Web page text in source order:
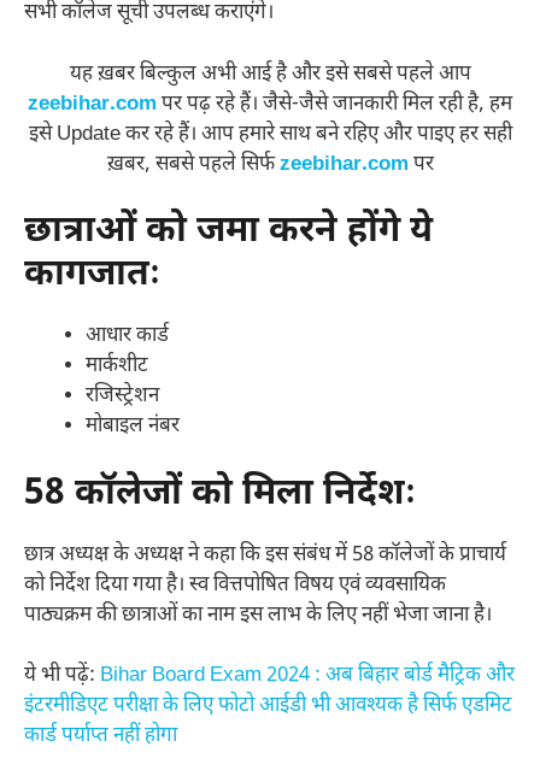
सभी कॉलेज सूची उपलब्ध कराएंगे।
यह ख़बर बिल्कुल अभी आई है और इसे सबसे पहले आप
zeebihar.com पर पढ़ रहे हैं। जैसे-जैसे जानकारी मिल रही है, हम
इसे Update कर रहे हैं। आप हमारे साथ बने रहिए और पाइए हर सही
ख़बर, सबसे पहले सिर्फzeebihar.com पर
छात्राओं को जमा करने होंगे ये
कागजातः
आधार कार्ड
मार्कशीट
रजिस्ट्रेशन
मोबाइल नंबर
58 कॉलेजों को मिला निर्देशः
छात्र अध्यक्ष के अध्यक्ष ने कहा कि इस संबंध में 58 कॉलेजों के प्राचार्य
को निर्देश दिया गया है। स्व वित्तपोषित विषय एवं व्यवसायिक
पाठ्यक्रम की छात्राओं का नाम इस लाभ के लिए नहीं भेजा जाना है।
ये भी पढ़ें: Bihar Board Exam 2024 : अब बिहार बोर्ड मैट्रिक और
इंटरमीडिएट परीक्षा के लिए फोटो आईडी भी आवश्यक है सिर्फ एडमिट
कार्ड पर्याप्त नहीं होगा